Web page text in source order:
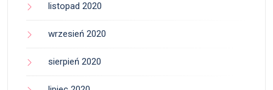
listopad 2020
wrzesień 2020
sierpień 2020